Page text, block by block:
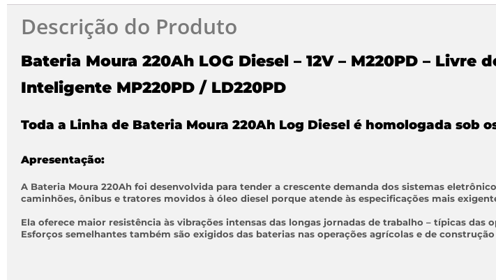
Descrição do Produto
Bateria Moura 220Ah LOG Diesel – 12V – M220PD – Livre
Inteligente MP220PD / LD220PD
Toda a Linha de Bateria Moura 220Ah Log Diesel é homologada sob
Apresentação:
A Bateria Moura 220Ah foi desenvolvida para tender a crescente demanda dos sistemas
caminhões, ônibus e tratores movidos à óleo diesel porque atende às especificações mais
Ela oferece maior resistência às vibrações intensas das longas jornadas de trabalho – típicas das
Esforços semelhantes também são exigidos das baterias nas operações agrícolas e de